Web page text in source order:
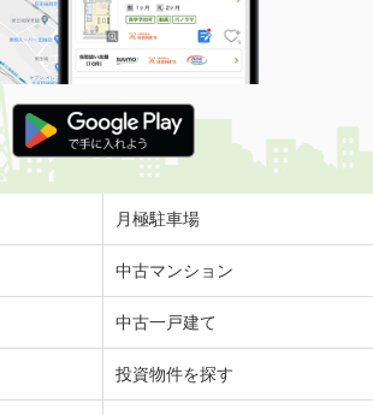
月極駐車場
中古マンション
中古一戸建て
投資物件を探す